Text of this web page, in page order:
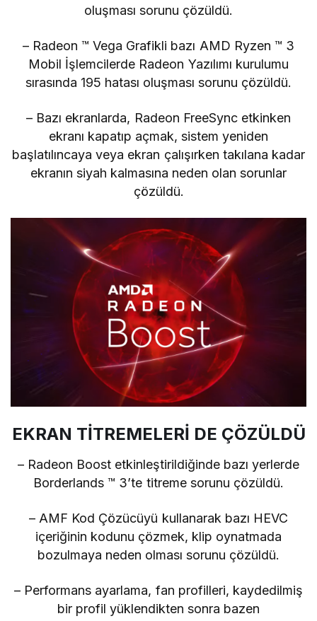
oluşması sorunu çözüldü.
– Radeon ™ Vega Grafikli bazı AMD Ryzen ™ 3
Mobil İşlemcilerde Radeon Yazılımı kurulumu
sırasında 195 hatası oluşması sorunu çözüldü.
– Bazı ekranlarda, Radeon FreeSync etkinken
ekranı kapatıp açmak, sistem yeniden
başlatılıncaya veya ekran çalışırken takılana kadar
ekranın siyah kalmasına neden olan sorunlar
çözüldü.
EKRAN TİTREMELERİ DE ÇÖZÜLDÜ
– Radeon Boost etkinleştirildiğinde bazı yerlerde
Borderlands ™ 3’te titreme sorunu çözüldü.
– AMF Kod Çözücüyü kullanarak bazı HEVC
içeriğinin kodunu çözmek, klip oynatmada
bozulmaya neden olması sorunu çözüldü.
– Performans ayarlama, fan profilleri, kaydedilmiş
bir profil yüklendikten sonra bazen